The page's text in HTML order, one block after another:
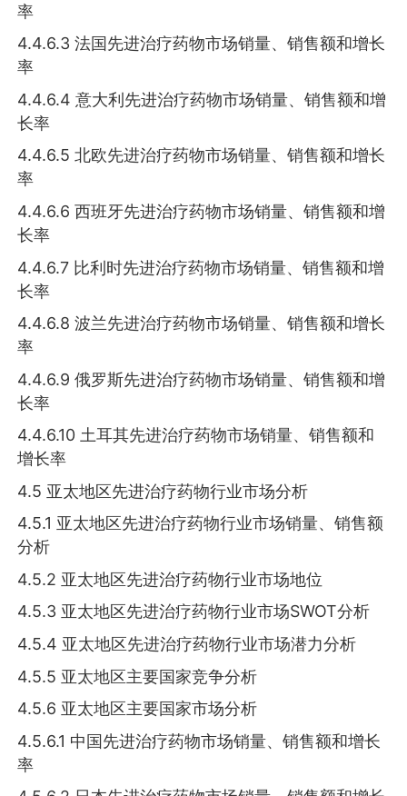
率
4.4.6.3 法国先进治疗药物市场销量、销售额和增长
率
4.4.6.4 意大利先进治疗药物市场销量、销售额和增
长率
4.4.6.5 北欧先进治疗药物市场销量、销售额和增长
率
4.4.6.6 西班牙先进治疗药物市场销量、销售额和增
长率
4.4.6.7 比利时先进治疗药物市场销量、销售额和增
长率
4.4.6.8 波兰先进治疗药物市场销量、销售额和增长
率
4.4.6.9 俄罗斯先进治疗药物市场销量、销售额和增
长率
4.4.6.10 土耳其先进治疗药物市场销量、销售额和
增长率
4.5 亚太地区先进治疗药物行业市场分析
4.5.1 亚太地区先进治疗药物行业市场销量、销售额
分析
4.5.2 亚太地区先进治疗药物行业市场地位
4.5.3 亚太地区先进治疗药物行业市场SWOT分析
4.5.4 亚太地区先进治疗药物行业市场潜力分析
4.5.5 亚太地区主要国家竞争分析
4.5.6 亚太地区主要国家市场分析
4.5.6.1 中国先进治疗药物市场销量、销售额和增长
率